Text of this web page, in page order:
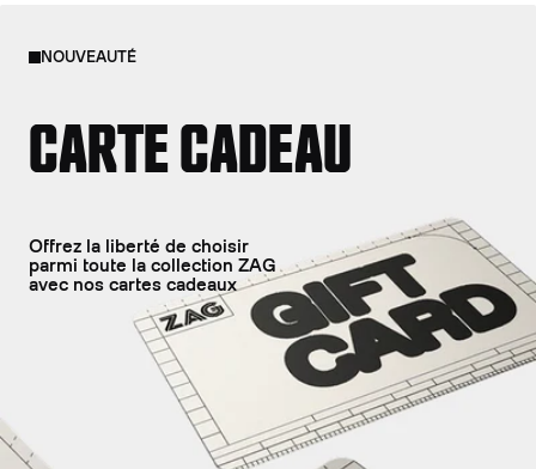
NOUVEAUTÉ
CARTE CADEAU
Offrez la liberté de choisir
parmi toute la collection ZAG
avec nos cartes cadeaux